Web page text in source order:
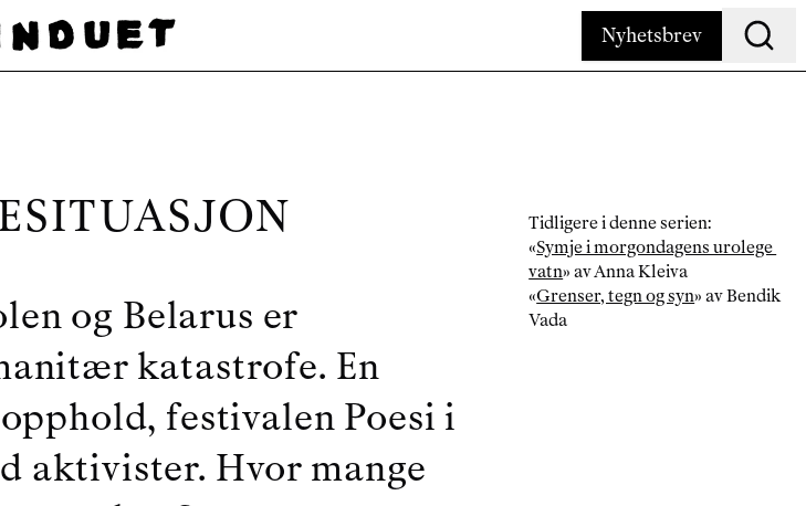
Nyhetsbrev Søk
og Belarus er
katastrofe. En
festivalen Poesi i
aktivister. Hvor mange
Tidligere i denne serien:
«Symje i morgondagens urolege
vatn» av Anna Kleiva
«Grenser, tegn og syn» av Bendik
Vada